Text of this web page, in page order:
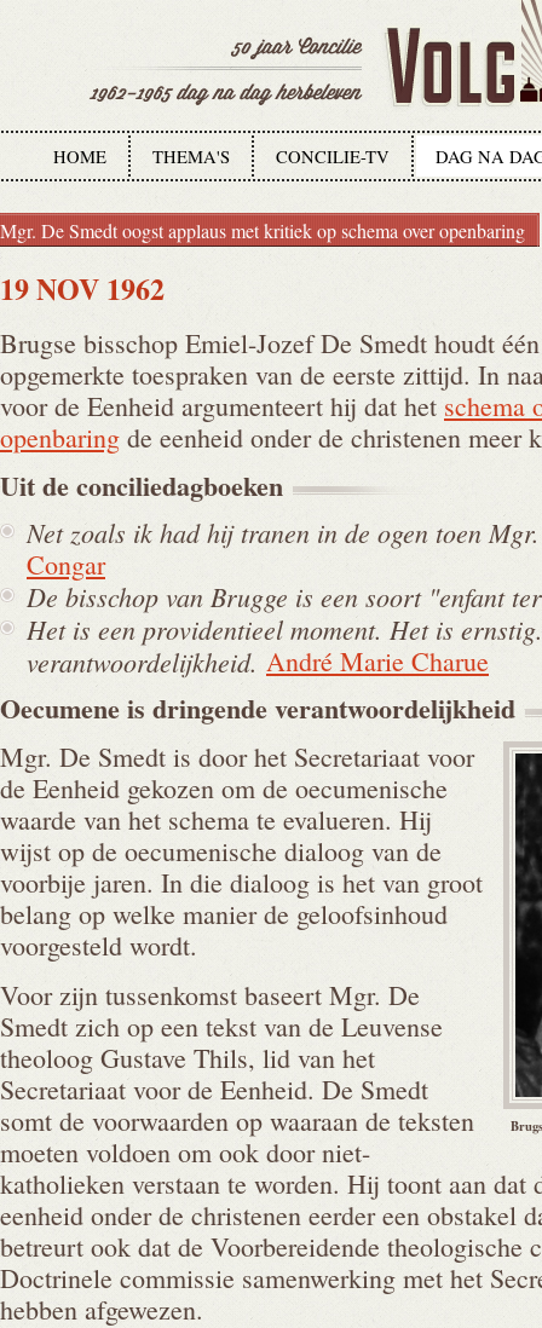
HOME THEMA'S CONCILIE-TV DAG NA
Mgr. De Smedt oogst applaus met kritiek op schema over openbaring
19 NOV 1962
Brugse bisschop Emiel-Jozef De Smedt houdt
opgemerkte toespraken van de eerste zittijd. In
voor de Eenheid argumenteert hij dat het schema
openbaring de eenheid onder de christenen meer
Uit deconciliedagboeken
Net zoals ik had hij tranen in de ogen toen
Congar
De bisschop van Brugge is een soort "enfant
Het is een providentieel moment. Het is
verantwoordelijkheid. André Marie Charue
Oecumene is dringendeverantwoordelijkheid
Mgr. De Smedt is door het Secretariaat voor
de Eenheid gekozen om de oecumenische
waarde van het schema te evalueren. Hij
wijst op de oecumenische dialoog van de
voorbije jaren. In die dialoog is het van groot
belang op welke manier de geloofsinhoud
voorgesteld wordt.
Voor zijn tussenkomst baseert Mgr. De
Smedt zich op een tekst van de Leuvense
theoloog Gustave Thils, lid van het
Secretariaat voor de Eenheid. De Smedt
somt de voorwaarden op waaraan de teksten
moeten voldoen om ook door niet-
katholieken verstaan te worden. Hij toont aan dat
eenheid onder de christenen eerder een obstakel
betreurt ook dat de Voorbereidende theologische
Doctrinele commissie samenwerking met het
hebben afgewezen.